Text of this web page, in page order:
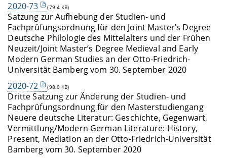
2020-73
(79.4 KB)
Satzung zur Aufhebung der Studien- und
Fachprüfungsordnung für den Joint Master’s Degree
Deutsche Philologie des Mittelalters und der Frühen
Neuzeit/Joint Master’s Degree Medieval and Early
Modern German Studies an der Otto-Friedrich-
Universität Bamberg vom 30. September 2020
2020-72
(98.0 KB)
Dritte Satzung zur Änderung der Studien- und
Fachprüfungsordnung für den Masterstudiengang
Neuere deutsche Literatur: Geschichte, Gegenwart,
Vermittlung/Modern German Literature: History,
Present, Mediation an der Otto-Friedrich-Universität
Bamberg vom 30. September 2020